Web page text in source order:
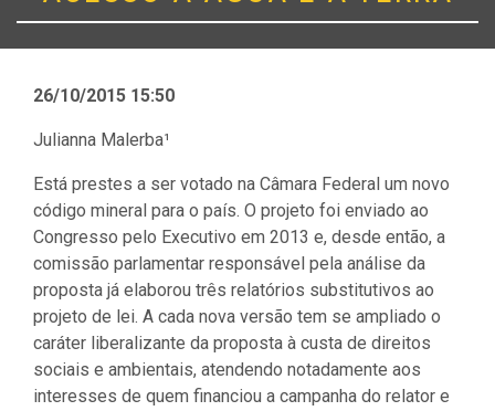
26/10/2015 15:50
Julianna Malerba¹
Está prestes a ser votado na Câmara Federal um novo
código mineral para o país. O projeto foi enviado ao
Congresso pelo Executivo em 2013 e, desde então, a
comissão parlamentar responsável pela análise da
proposta já elaborou três relatórios substitutivos ao
projeto de lei. A cada nova versão tem se ampliado o
caráter liberalizante da proposta à custa de direitos
sociais e ambientais, atendendo notadamente aos
interesses de quem financiou a campanha do relator e